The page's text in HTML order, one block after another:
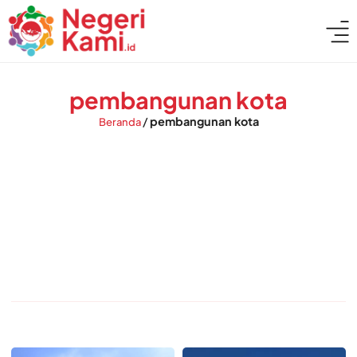
pembangunan kota
Beranda/pembangunan kota